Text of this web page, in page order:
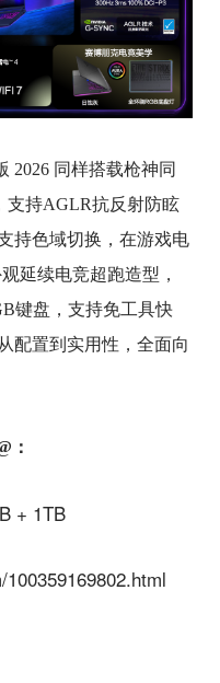
2026 同样搭载枪神同
支持AGLR抗反射防眩
持色域切换，在游戏电
延续电竞超跑造型，
键盘，支持免工具快
配置到实用性，全面向
：
+ 1TB